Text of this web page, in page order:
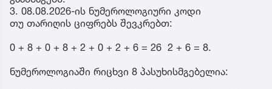
3. 08.08.2026-ის ნუმეროლოგიური კოდი
თუ თარიღის ციფრებს შევკრებთ:
0 + 8 + 0 + 8 + 2 + 0 + 2 + 6 = 26 2 + 6 = 8.
ნუმეროლოგიაში რიცხვი 8 პასუხისმგებელია: